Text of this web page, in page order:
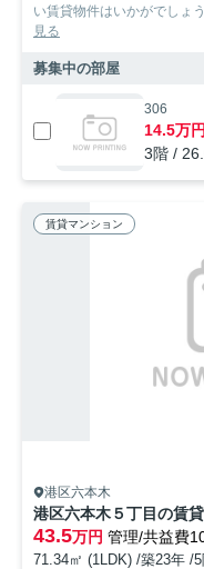
い賃貸物件はいかがでしょ
見る
募集中の部屋
306
14.5万円
3階 /
賃貸マンション
港区六本木
港区六本木５丁目の賃
43.5万円 管理/共益費
71.34㎡ (1LDK) /築23年 /5